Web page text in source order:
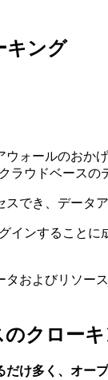
キング
ールのおかげ
ラウドベー
でき、データ
ンすること
およびリソ
クロー
だけ多く、オー